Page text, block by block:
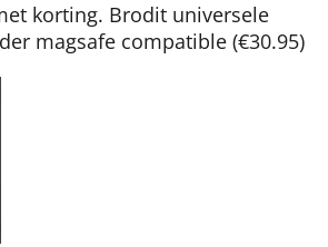
korting. Brodit universele
magsafe compatible (€30.95)